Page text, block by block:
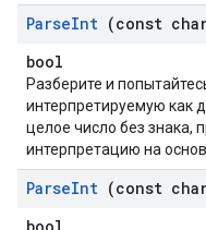
ParseInt (const
bool
Разберите и
интерпретируемую как
целое число без знака,
интерпретацию на
ParseInt (const